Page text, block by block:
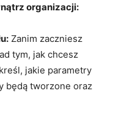
organizacji:
⁣Zanim zaczniesz
tym,‍ jak chcesz
jakie parametry
będą tworzone ⁤oraz‌